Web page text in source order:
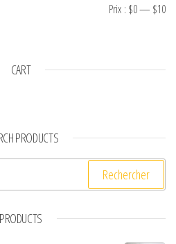
Prix : $0— $10
CART
PRODUCTS
PRODUCTS